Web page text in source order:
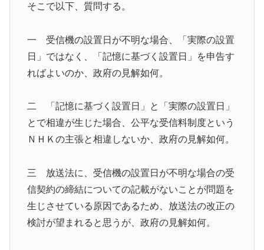
そこで以下、質問する。
一 受信機の設置日が不明な場合、「実際の設置
日」ではなく、「記憶に基づく設置日」を申告す
ればよいのか、政府の見解如何。
二 「記憶に基づく設置日」と「実際の設置日」
とで相違が生じた場合、公平な受信料制度という
ＮＨＫの主張と相違しないか、政府の見解如何。
三 放送法に、受信機の設置日が不明な場合の受
信契約の締結についての記載がないことが問題を
生じさせている原因であるため、放送法の改正の
検討が望まれると思うが、政府の見解如何。